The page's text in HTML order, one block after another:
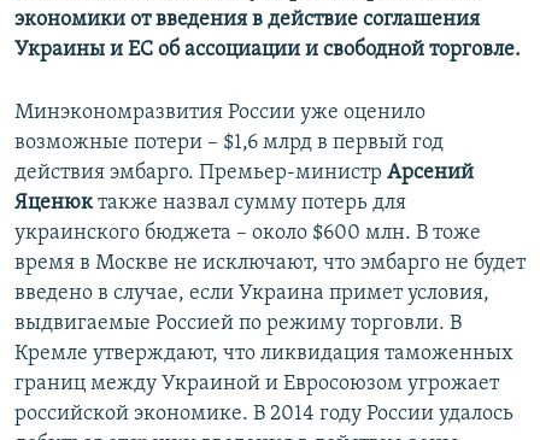
экономики от введения в действие соглашения
Украины и ЕС об ассоциации и свободной торговле.
Минэкономразвития России уже оценило
возможные потери – $1,6 млрд в первый год
действия эмбарго. Премьер-министр Арсений
Яценюктакже назвал сумму потерь для
украинского бюджета – около $600 млн. В тоже
время в Москве не исключают, что эмбарго не будет
введено в случае, если Украина примет условия,
выдвигаемые Россией по режиму торговли. В
Кремле утверждают, что ликвидация таможенных
границ между Украиной и Евросоюзом угрожает
российской экономике. В 2014 году России удалось